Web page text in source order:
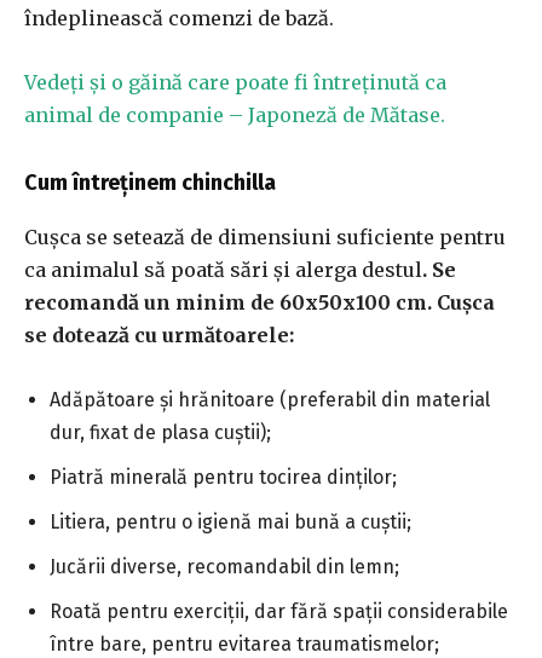
îndeplinească comenzi de bază.
Vedeți și o găină care poate fi întreținută ca
animal de companie – Japoneză de Mătase.
Cum întreținem chinchilla
Cușca se setează de dimensiuni suficiente pentru
ca animalul să poată sări și alerga destul. Se
recomandă un minim de 60x50x100 cm. Cușca
se dotează cu următoarele:
Adăpătoare și hrănitoare (preferabil din material
dur, fixat de plasa cuștii);
Piatră minerală pentru tocirea dinților;
Litiera, pentru o igienă mai bună a cuștii;
Jucării diverse, recomandabil din lemn;
Roată pentru exerciții, dar fără spații considerabile
între bare, pentru evitarea traumatismelor;